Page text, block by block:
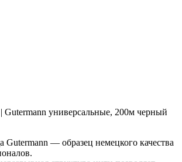
Gutermann универсальные, 200м черный
Gutermann — образец немецкого качества